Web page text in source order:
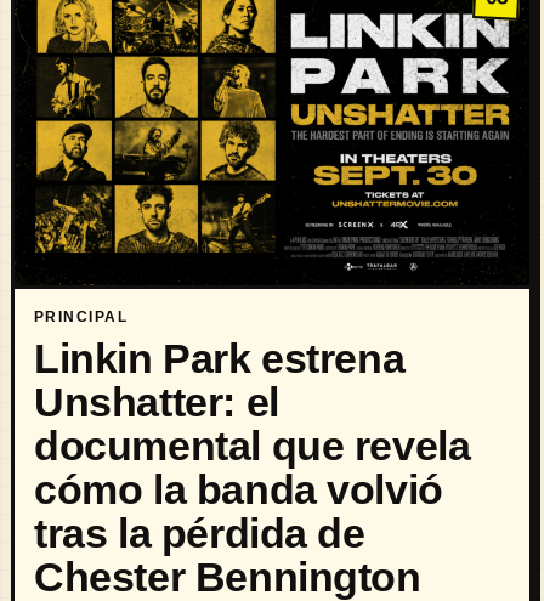
PRINCIPAL
Linkin Park estrena
Unshatter: el
documental que revela
cómo la banda volvió
tras la pérdida de
Chester Bennington